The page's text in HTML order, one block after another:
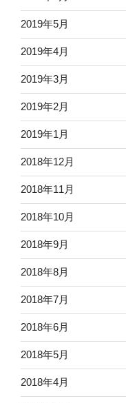
2019年5月
2019年4月
2019年3月
2019年2月
2019年1月
2018年12月
2018年11月
2018年10月
2018年9月
2018年8月
2018年7月
2018年6月
2018年5月
2018年4月